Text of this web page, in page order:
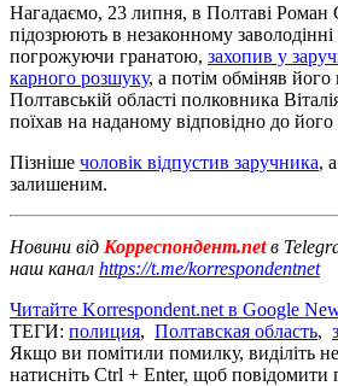
Нагадаємо, 23 липня, в Полтаві Роман
підозрюють в незаконному
погрожуючи гранатою, захопив у
карного розшуку, а потім обміняв
Полтавській області полковника
поїхав на наданому відповідно до його
Пізніше чоловік відпустив заручника,
залишеним.
Новини від Корреспондент.netв
наш канал https://t.me/korrespondentnet
Читайте Korrespondent.net в Google
ТЕГИ: полиция, Полтавская область,
Якщо ви помітили помилку, виділіть
натисніть Ctrl + Enter, щоб повідомити